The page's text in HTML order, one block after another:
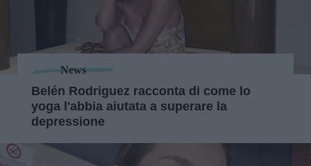
News
Belén Rodriguez racconta di come lo
yoga l'abbia aiutata a superare la
depressione